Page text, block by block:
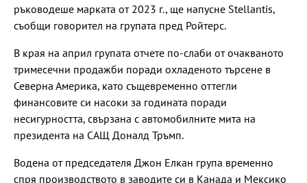
ръководеше марката от 2023 г., ще напусне Stellantis,
съобщи говорител на групата пред Ройтерс.
В края на април групата отчете по-слаби от очакваното
тримесечни продажби поради охладеното търсене в
Северна Америка, като същевременно оттегли
финансовите си насоки за годината поради
несигурността, свързана с автомобилните мита на
президента на САЩ Доналд Тръмп.
Водена от председателя Джон Елкан група временно
спря производството в заводите си в Канада и Мексико